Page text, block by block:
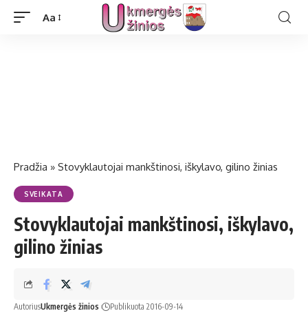
Aa
Pradžia » Stovyklautojai mankštinosi, iškylavo, gilino žinias
SVEIKATA
Stovyklautojai mankštinosi, iškylavo,
gilino žinias
AutoriusUkmergės žinios Publikuota 2016-09-14